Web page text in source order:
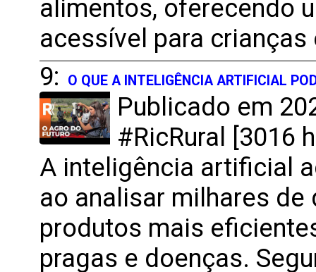
alimentos, oferecendo
acessível para
9:
O QUE A INTELIGÊNCIA ARTIFICIAL
Publicado em
#RicRural [3016
A inteligência artificial
ao analisar milhares
produtos mais
pragas e doenças.